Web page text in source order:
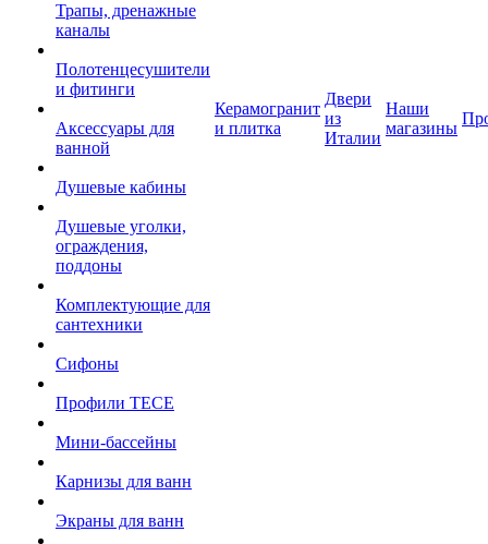
Трапы, дренажные
каналы
Полотенцесушители
и фитинги
Аксессуары для
ванной
Душевые кабины
Душевые уголки,
ограждения,
поддоны
Комплектующие для
сантехники
Сифоны
Профили TECE
Мини-бассейны
Карнизы для ванн
Экраны для ванн
Керамогранит
и плитка
Двери
из
Италии
Наши
магазины